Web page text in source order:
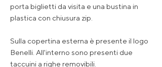
porta biglietti da visita e una bustina in
plastica con chiusura zip.
Sulla copertina esterna è presente il logo
Benelli. All'interno sono presenti due
taccuini a righe removibili.